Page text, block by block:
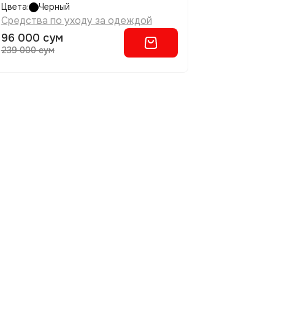
Цвета: Черный
Средства по уходу за одеждой
96 000 сум
239 000 сум